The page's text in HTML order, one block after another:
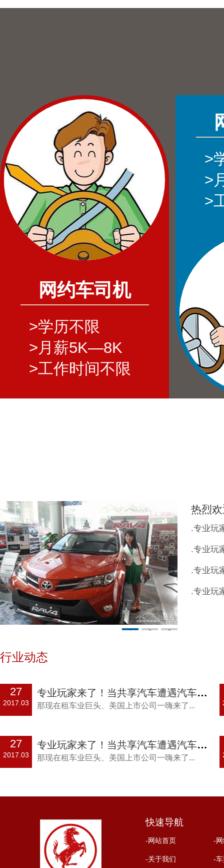
网约车司机
>学历不限
>月薪5K—8K
>工作时间不限
>
>
>
1 2 3
热烈
.专业玩
.专业玩
.专业玩
.专业玩
行业动态
27
2017.03
专业玩家来了！当共享汽车遭遇汽车租赁巨头
那现在租车业巨头、美国上市公司一嗨来了...
27
2017.03
专业玩家来了！当共享汽车遭遇汽车租赁巨头
那现在租车业巨头、美国上市公司一嗨来了...
快速导航
-网站首页 -
-关于我们 -